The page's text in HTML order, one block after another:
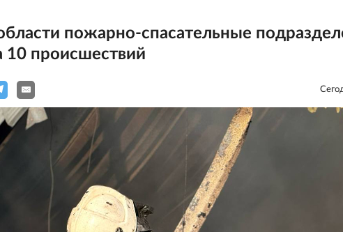
пожарно-спасательные
10 происшествий